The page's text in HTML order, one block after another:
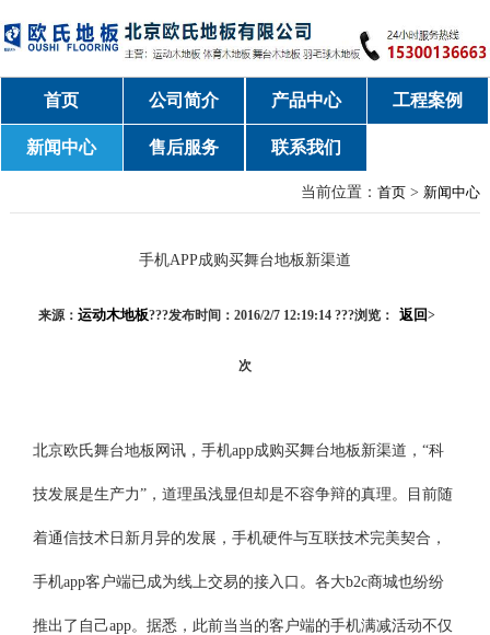
首页 公司简介 产品中心 工程案例
新闻中心 售后服务 联系我们
当前位置：首页 > 新闻中心
手机APP成购买舞台地板新渠道
返回>
来源： 运动木地板???发布时间：2016/2/7 12:19:14 ???浏览：
次
北京欧氏舞台地板网讯，手机app成购买舞台地板新渠道，“科
技发展是生产力”，道理虽浅显但却是不容争辩的真理。目前随
着通信技术日新月异的发展，手机硬件与互联技术完美契合，
手机app客户端已成为线上交易的接入口。各大b2c商城也纷纷
推出了自己app。据悉，此前当当的客户端的手机满减活动不仅